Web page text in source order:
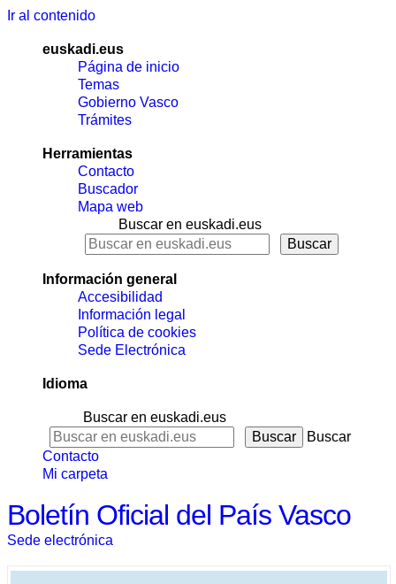
Ir al contenido
euskadi.eus
Página de inicio
Temas
Gobierno Vasco
Trámites
Herramientas
Contacto
Buscador
Mapa web
Buscar en euskadi.eus
Información general
Accesibilidad
Información legal
Política de cookies
Sede Electrónica
Idioma
Buscar en euskadi.eus
Buscar
Contacto
Mi carpeta
Boletín Oficial del País Vasco
Sede electrónica